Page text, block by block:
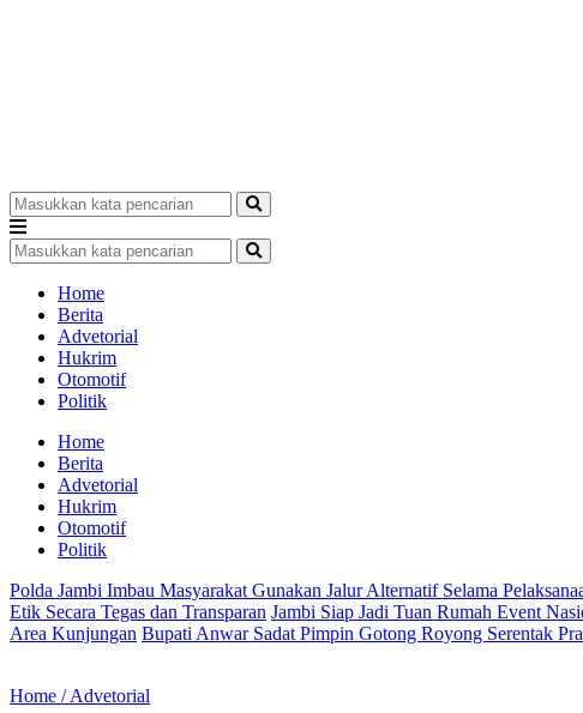
Home
Berita
Advetorial
Hukrim
Otomotif
Politik
Home
Berita
Advetorial
Hukrim
Otomotif
Politik
Polda Jambi Imbau Masyarakat Gunakan Jalur Alternatif Selama
Etik Secara Tegas dan Transparan Jambi Siap Jadi Tuan Rumah Event
Area Kunjungan Bupati Anwar Sadat Pimpin Gotong Royong Serentak
Home /Advetorial